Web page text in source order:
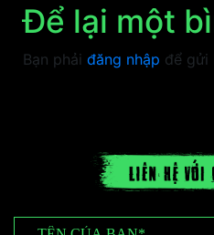
Để lại một
Bạn phải đăng nhập để gửi